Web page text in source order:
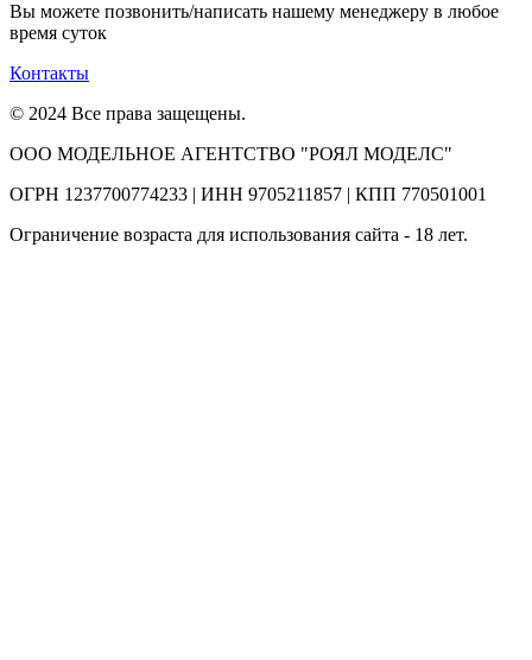
Вы можете позвонить/написать нашему менеджеру в любое
время суток
Контакты
© 2024 Все права защещены.
ООО МОДЕЛЬНОЕ АГЕНТСТВО "РОЯЛ МОДЕЛС"
ОГРН 1237700774233 | ИНН 9705211857 | КПП 770501001
Ограничение возраста для использования сайта - 18 лет.